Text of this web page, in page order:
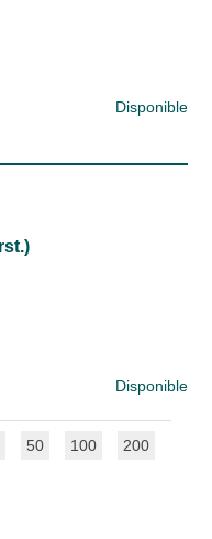
Disponible
Disponible
50 100 200